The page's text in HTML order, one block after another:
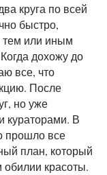
круга по всей
быстро,
тем или иным
дохожу до
все, что
После
но уже
кураторами. В
прошло все
план, который
обилии красоты.